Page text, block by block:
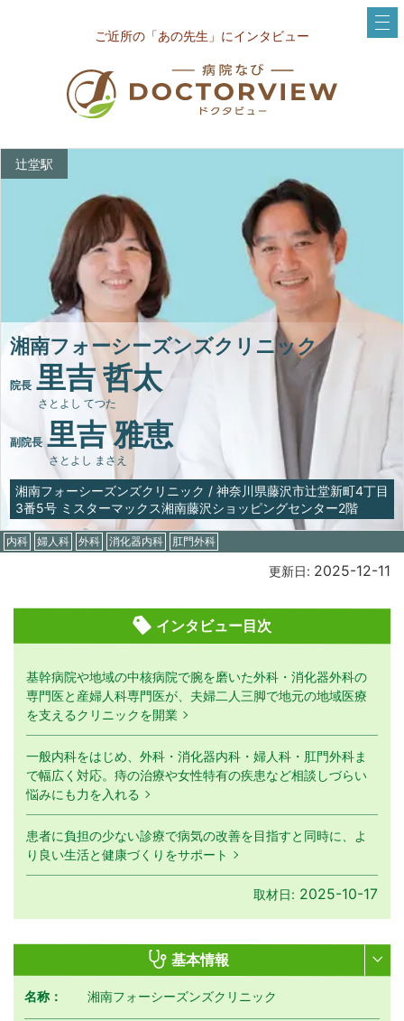
ご近所の「あの先生」にインタビュー
辻堂駅
湘南フォーシーズンズクリニック
院長 里吉 哲太
さとよし てつた
副院長 里吉 雅恵
さとよし まさえ
湘南フォーシーズンズクリニック / 神奈川県藤沢市辻堂新町4丁目
3番5️号 ミスターマックス湘南藤沢ショッピングセンター2階
内科 婦人科 外科 消化器内科 肛門外科
更新日: 2025-12-11
インタビュー目次
基幹病院や地域の中核病院で腕を磨いた外科・消化器外科の
専門医と産婦人科専門医が、夫婦二人三脚で地元の地域医療
を支えるクリニックを開業
一般内科をはじめ、外科・消化器内科・婦人科・肛門外科ま
で幅広く対応。痔の治療や女性特有の疾患など相談しづらい
悩みにも力を入れる
患者に負担の少ない診療で病気の改善を目指すと同時に、よ
り良い生活と健康づくりをサポート
取材日: 2025-10-17
基本情報
名称： 湘南フォーシーズンズクリニック